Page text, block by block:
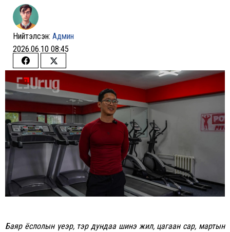
Нийтэлсэн: Админ
2026.06.10 08:45
Share
on
Facebook
Share
on
Twitter
Баяр ёслолын үеэр, тэр дундаа шинэ жил, цагаан сар, мартын